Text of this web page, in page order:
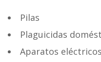
Pilas
Plaguicidas
Aparatos